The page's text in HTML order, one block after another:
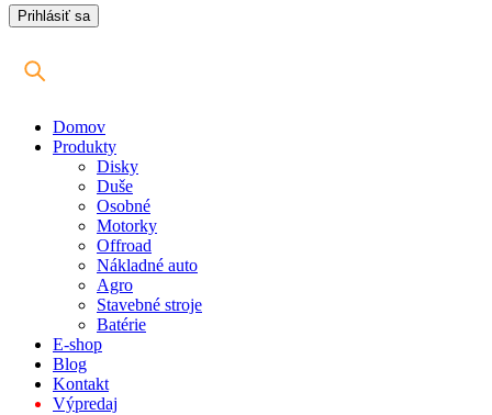
Domov
Produkty
Disky
Duše
Osobné
Motorky
Offroad
Nákladné auto
Agro
Stavebné stroje
Batérie
E-shop
Blog
Kontakt
Výpredaj